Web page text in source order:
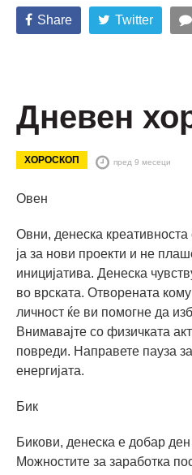
Share Twitter
Дневен
ХОРОСКОП пред 9 месеци
Овен
Овни, денеска креативноста
ја за нови проекти и не
иницијатива. Денеска
во врската. Отворената
личност ќе ви помогне да
Внимавајте со физичката
повреди. Направете пауза
енергијата.
Бик
Бикови, денеска е добар
Можностите за заработка